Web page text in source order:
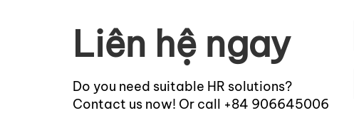
Liên hệ ngay
Do you need suitable HR solutions?
Contact us now! Or call +84 906645006